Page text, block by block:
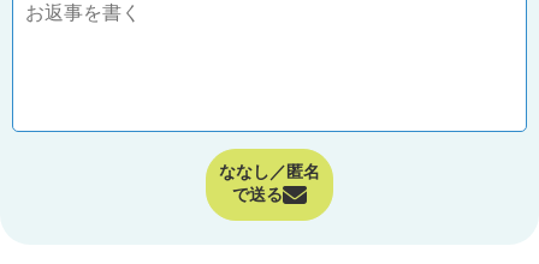
ななし／匿名
で送る